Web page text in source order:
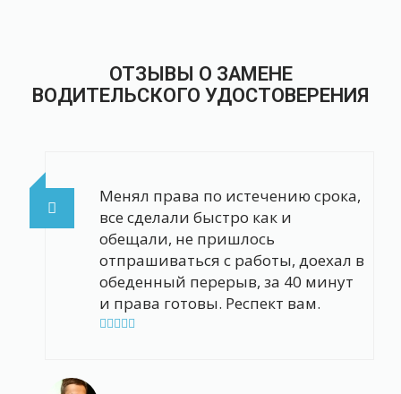
ОТЗЫВЫ О ЗАМЕНЕ
ВОДИТЕЛЬСКОГО УДОСТОВЕРЕНИЯ
Менял права по истечению срока,
все сделали быстро как и
обещали, не пришлось
отпрашиваться с работы, доехал в
обеденный перерыв, за 40 минут
и права готовы. Респект вам.